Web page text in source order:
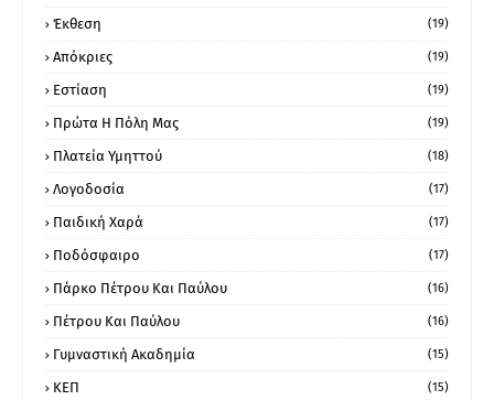
Έκθεση (19)
Απόκριες (19)
Εστίαση (19)
Πρώτα Η Πόλη Μας (19)
Πλατεία Υμηττού (18)
Λογοδοσία (17)
Παιδική Χαρά (17)
Ποδόσφαιρο (17)
Πάρκο Πέτρου Και Παύλου (16)
Πέτρου Και Παύλου (16)
Γυμναστική Ακαδημία (15)
ΚΕΠ (15)